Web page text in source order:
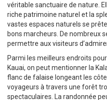
véritable sanctuaire de nature.
riche patrimoine naturel et la
vastes espaces naturels se
bons marcheurs. De nombreux
permettre aux visiteurs
Parmi les meilleurs endroits
Kauai, on peut mentionner la
flanc de falaise longeant les
voyageurs à travers une forêt
spectaculaires. La randonnée